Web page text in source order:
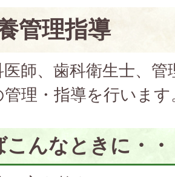
管理指導
師、歯科衛生士、
理・指導を行います
こんなときに・